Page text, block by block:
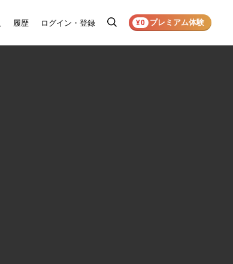
履歴 ログイン・登録
検
¥0 プレミアム体験